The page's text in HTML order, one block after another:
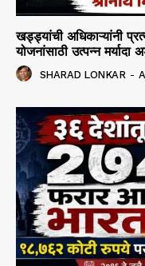
खड्ड्यांची अधिकाऱ्यांनी
योजनांसाठी उत्पन्न मर्यादा
SHARAD LONKAR -